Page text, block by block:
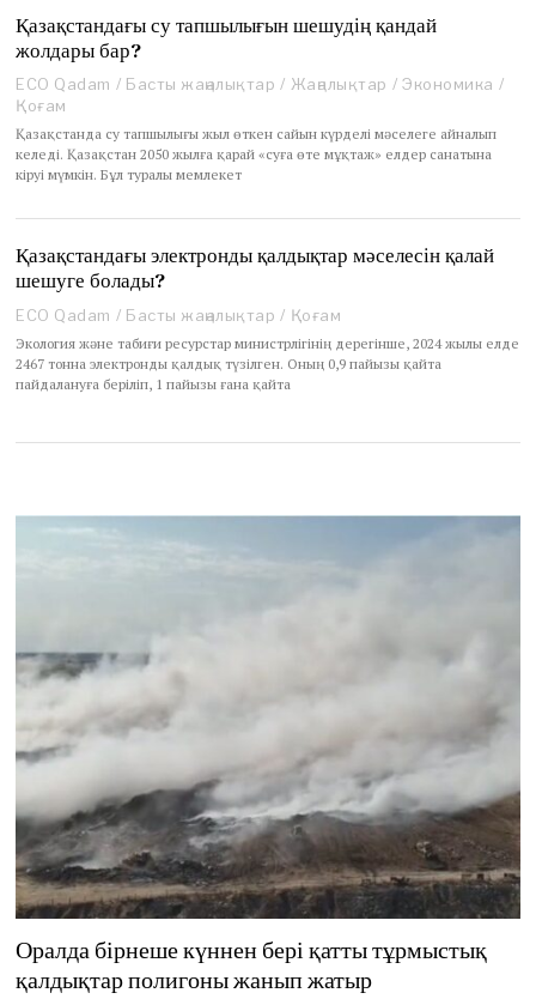
c
h
9
0
Қазақстандағы су тапшылығын шешудің қандай
жолдары бар?
ECO Qadam / Басты жаңалықтар / Жаңалықтар / Экономика /
Қоғам
Қазақстанда су тапшылығы жыл өткен сайын күрделі мәселеге айналып
келеді. Қазақстан 2050 жылға қарай «суға өте мұқтаж» елдер санатына
кіруі мүмкін. Бұл туралы мемлекет
Қазақстандағы электронды қалдықтар мәселесін қалай
шешуге болады?
ECO Qadam / Басты жаңалықтар / Қоғам
Экология және табиғи ресурстар министрлігінің дерегінше, 2024 жылы елде
2467 тонна электронды қалдық түзілген. Оның 0,9 пайызы қайта
пайдалануға беріліп, 1 пайызы ғана қайта
Оралда бірнеше күннен бері қатты тұрмыстық
қалдықтар полигоны жанып жатыр